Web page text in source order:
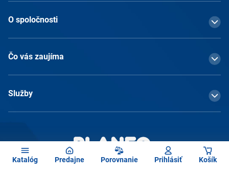
Katalóg Predajne Porovnanie Prihlásiť Košík
O spoločnosti
Čo vás zaujíma
Služby